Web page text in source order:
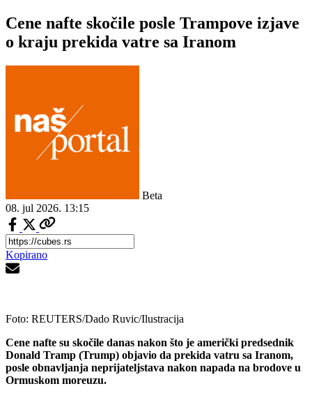
Cene nafte skočile posle Trampove izjave
o kraju prekida vatre sa Iranom
Beta
08. jul 2026. 13:15
Kopirano
Foto: REUTERS/Dado Ruvic/Ilustracija
Cene nafte su skočile danas nakon što je američki predsednik
Donald Tramp (Trump) objavio da prekida vatru sa Iranom,
posle obnavljanja neprijateljstava nakon napada na brodove u
Ormuskom moreuzu.